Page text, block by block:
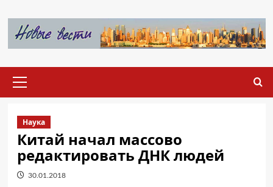
содержимому
меню
Наука
Китай начал массово
редактировать ДНК людей
30.01.2018